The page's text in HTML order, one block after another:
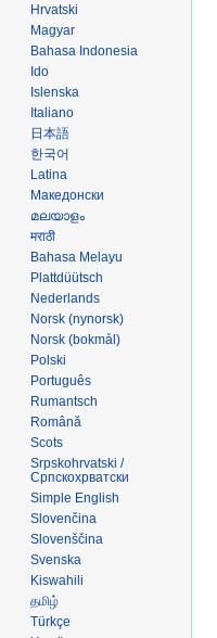
Hrvatski
Magyar
Bahasa Indonesia
Ido
Íslenska
Italiano
日本語
한국어
Latina
Македонски
മലയാളം
मराठी
Bahasa Melayu
Plattdüütsch
Nederlands
‪Norsk (nynorsk)‬
‪Norsk (bokmål)‬
Polski
Português
Rumantsch
Română
Scots
Srpskohrvatski /
Српскохрватски
Simple English
Slovenčina
Slovenščina
Svenska
Kiswahili
தமிழ்
Türkçe